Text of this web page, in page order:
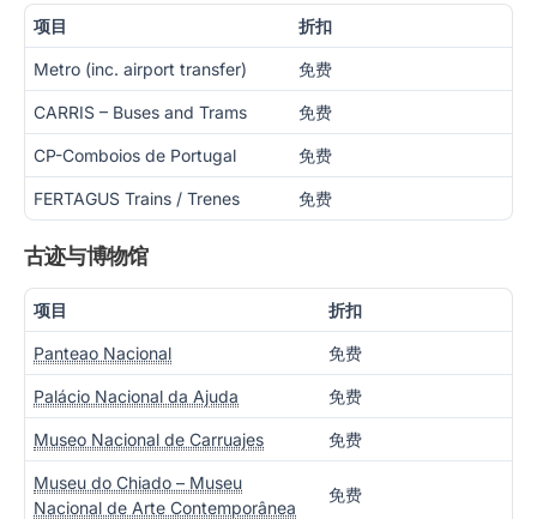
项目 折扣
Metro (inc. airport transfer) 免费
CARRIS – Buses and Trams 免费
CP-Comboios de Portugal 免费
FERTAGUS Trains / Trenes 免费
古迹与博物馆
项目 折扣
Panteao Nacional 免费
Palácio Nacional da Ajuda 免费
Museo Nacional de Carruajes 免费
Museu do Chiado – Museu
Nacional de Arte Contemporânea
免费